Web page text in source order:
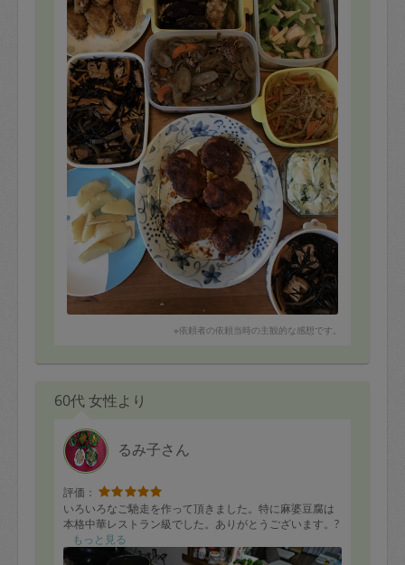
※依頼者の依頼当時の主観的な感想です。
60代 女性より
るみ子さん
評価：
いろいろなご馳走を作って頂きました。特に麻婆豆腐は
本格中華レストラン級でした。ありがとうございます。?
もっと見る